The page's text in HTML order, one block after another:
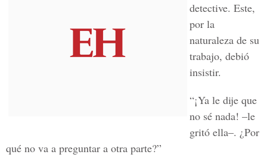
detective. Este,
por la
naturaleza de su
trabajo, debió
insistir.
“¡Ya le dije que
no sé nada! –le
gritó ella–. ¿Por
qué no va a preguntar a otra parte?”